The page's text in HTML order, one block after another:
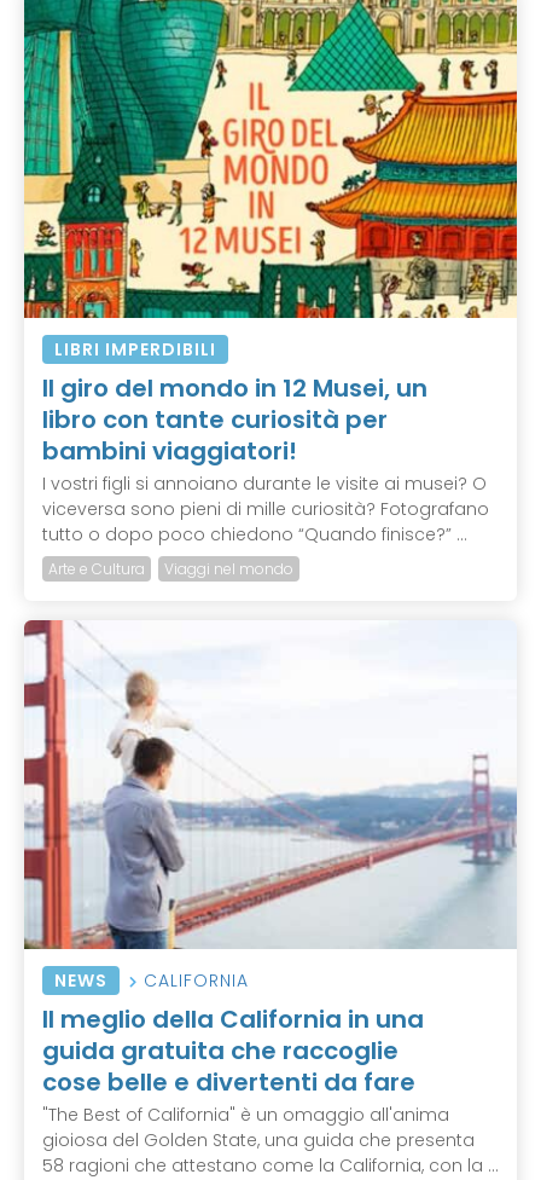
LIBRI IMPERDIBILI
Il giro del mondo in 12 Musei, un
libro con tante curiosità per
bambini viaggiatori!
I vostri figli si annoiano durante le visite ai musei? O
viceversa sono pieni di mille curiosità? Fotografano
tutto o dopo poco chiedono “Quando finisce?” ...
Arte e Cultura Viaggi nel mondo
NEWS CALIFORNIA
Il meglio della California in una
guida gratuita che raccoglie
cose belle e divertenti da fare
"The Best of California" è un omaggio all'anima
gioiosa del Golden State, una guida che presenta
58 ragioni che attestano come la California, con la ...